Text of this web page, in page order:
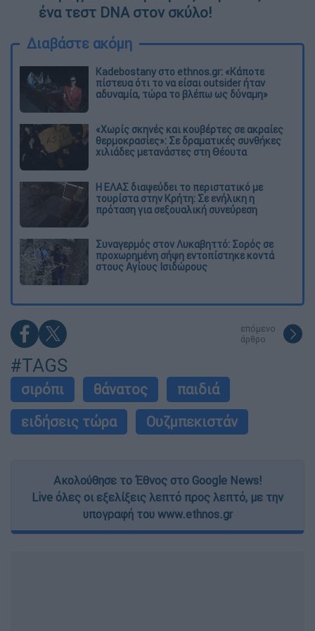
ένα τεστ DNA στον σκύλο!
Διαβάστε ακόμη
Kadebostany στο ethnos.gr: «Κάποτε
πίστευα ότι το να είσαι outsider ήταν
αδυναμία, τώρα το βλέπω ως δύναμη»
«Χωρίς σκηνές και κουβέρτες σε ακραίες
θερμοκρασίες»: Σε δραματικές συνθήκες
χιλιάδες μετανάστες στη Θέουτα
Η ΕΛΑΣ διαψεύδει το περιστατικό με
τουρίστα στην Κρήτη: Σε ενήλικη η
πρόταση για σεξουαλική συνεύρεση
Συναγερμός στον Λυκαβηττό: Σορός σε
προχωρημένη σήψη εντοπίστηκε κοντά
στους Αγίους Ισιδώρους
επόμενο
άρθρο
#TAGS
σιρόπι θάνατος
παιδιά
ειδήσεις τώρα
Ουζμπεκιστάν
Ακολούθησε το Έθνος στο Google News!
Live όλες οι εξελίξεις λεπτό προς λεπτό, με την
υπογραφή του www.ethnos.gr